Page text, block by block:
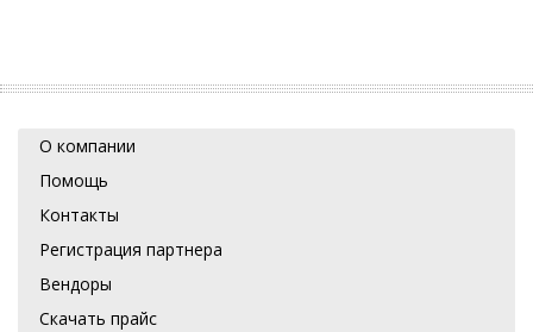
О компании
Помощь
Контакты
Регистрация партнера
Вендоры
Скачать прайс